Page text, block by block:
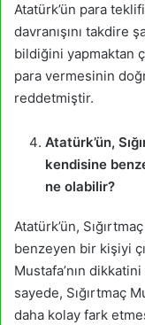
Atatürk’ün para teklifi
davranışını takdire
bildiğini yapmaktan
para vermesinin
reddetmiştir.
Atatürk’ün,
kendisine
ne olabilir?
Atatürk’ün,
benzeyen bir kişiyi
Mustafa’nın
sayede, Sığırtmaç
daha kolay fark